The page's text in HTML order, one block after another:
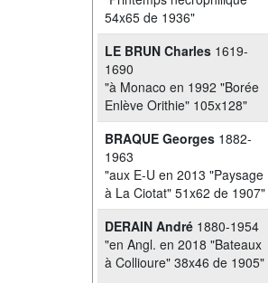
54x65 de 1936"
LE BRUN Charles 1619-
1690
"à Monaco en 1992 "Borée
Enlève Orithie" 105x128"
BRAQUE Georges 1882-
1963
"aux E-U en 2013 "Paysage
à La Ciotat" 51x62 de 1907"
DERAIN André 1880-1954
"en Angl. en 2018 "Bateaux
à Collioure" 38x46 de 1905"